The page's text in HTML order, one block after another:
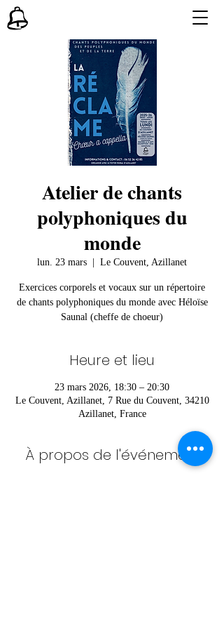
Atelier de chants
polyphoniques du
monde
lun. 23 mars Le Couvent, Azillanet
Exercices corporels et vocaux sur un répertoire
de chants polyphoniques du monde avec Héloïse
Saunal (cheffe de choeur)
Heure et lieu
23 mars 2026, 18:30 – 20:30
Le Couvent, Azillanet, 7 Rue du Couvent, 34210
Azillanet, France
À propos de l'événement